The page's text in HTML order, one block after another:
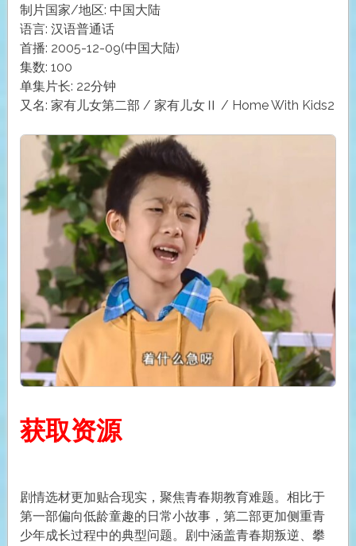
制片国家/地区: 中国大陆
语言: 汉语普通话
首播: 2005-12-09(中国大陆)
集数: 100
单集片长: 22分钟
又名: 家有儿女第二部 / 家有儿女Ⅱ / Home With Kids2
获取资源
剧情选材更加贴合现实，聚焦青春期教育难题。相比于
第一部偏向低龄童趣的日常小故事，第二部更加侧重青
少年成长过程中的典型问题。剧中涵盖青春期叛逆、攀